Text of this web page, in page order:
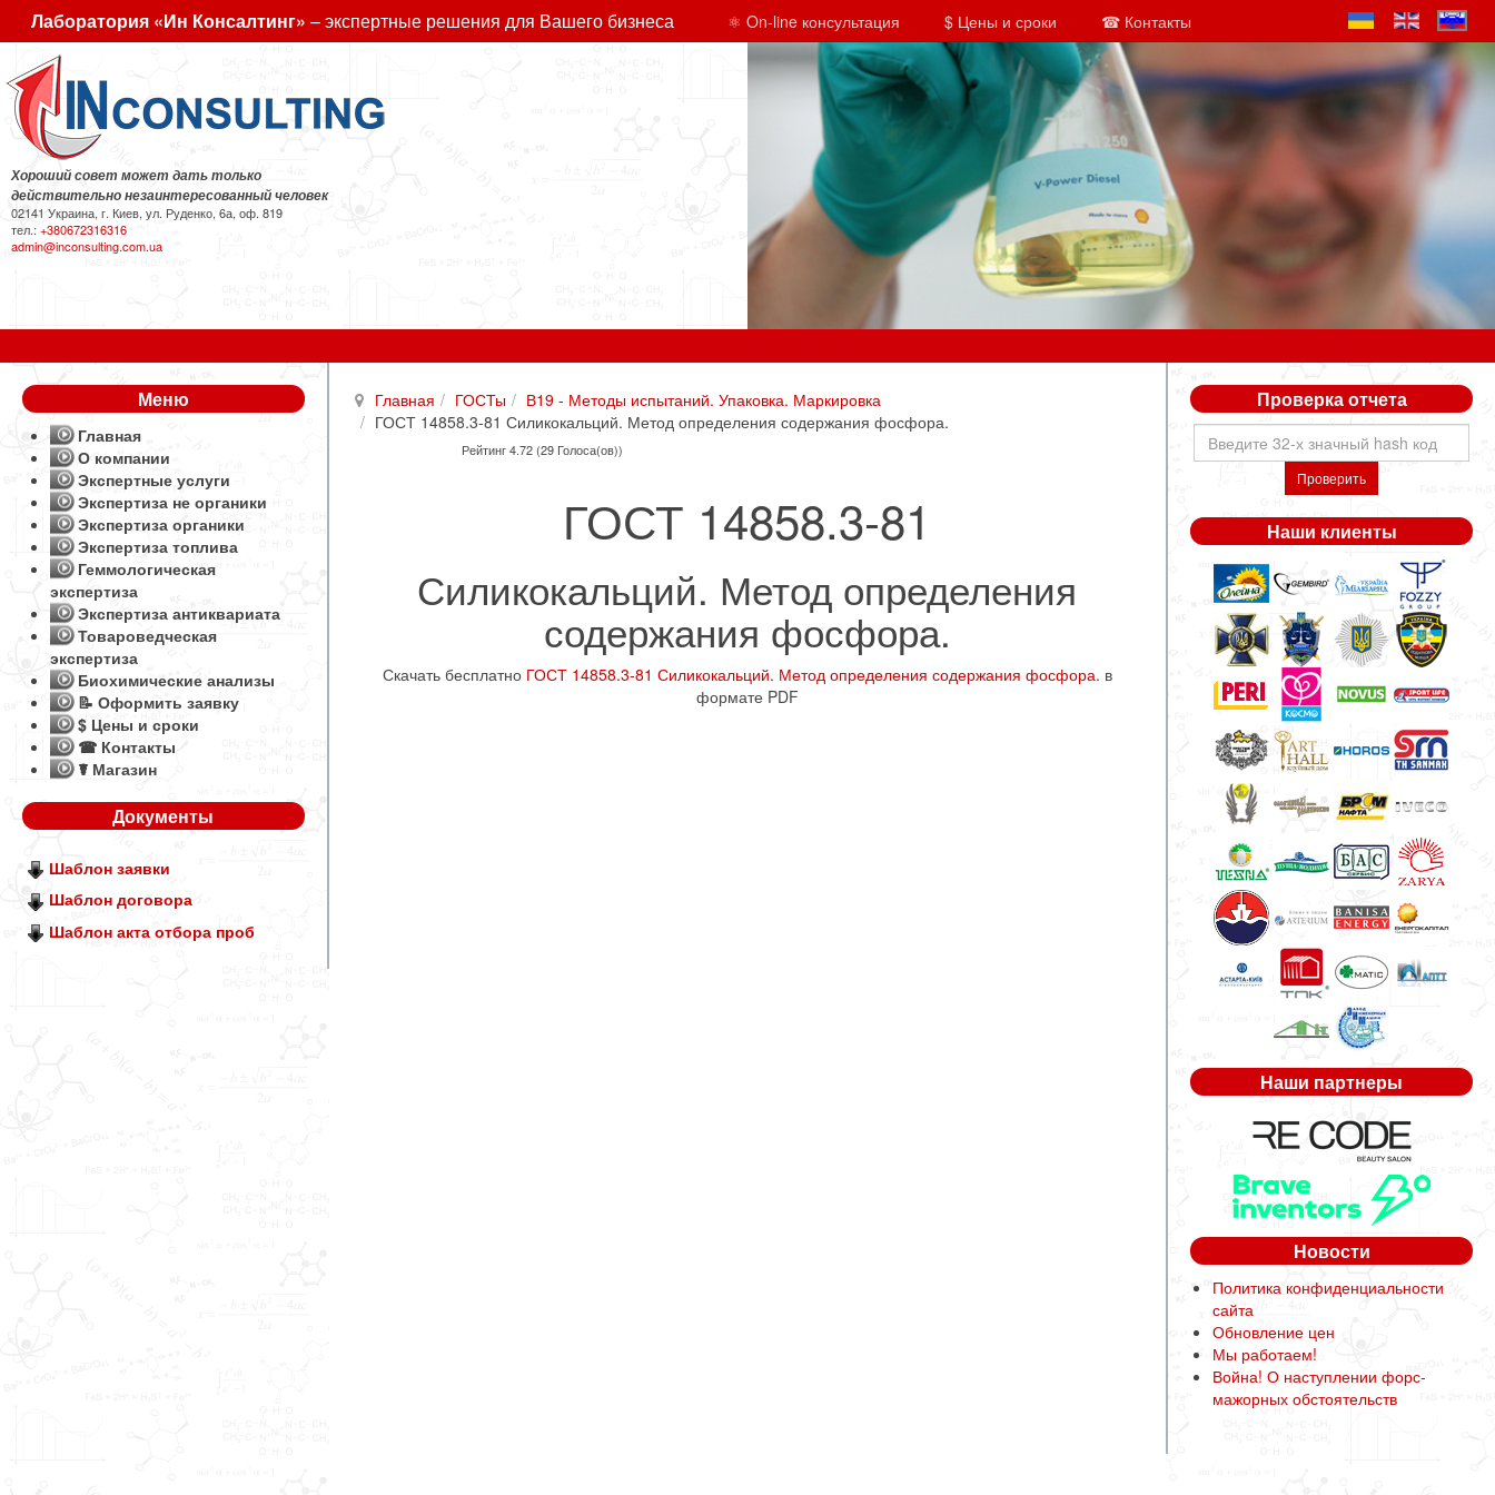
Лаборатория «Ин Консалтинг» – экспертные решения для Вашего бизнеса ⚛ On-line консультация $ Цены и сроки ☎ Контакты
Хороший совет может дать только
действительно незаинтересованный человек
02141 Украина, г. Киев, ул. Руденко, 6а, оф. 819
тел.:+380672316316
admin@inconsulting.com.ua
Главная ГОСТы
В19 - Методы испытаний. Упаковка. Маркировка
ГОСТ 14858.3-81 Силикокальций. Метод определения содержания фосфора.
Рейтинг 4.72 (29 Голоса(ов))
ГОСТ 14858.3-81
Силикокальций. Метод определения
содержания фосфора.
Скачать бесплатно ГОСТ 14858.3-81 Силикокальций. Метод определения содержания фосфора. в
формате PDF
Меню
Главная
О компании
Экспертные услуги
Экспертиза не органики
Экспертиза органики
Экспертиза топлива
Геммологическая
экспертиза
Экспертиза антиквариата
Товароведческая
экспертиза
Биохимические анализы
📝 Оформить заявку
$ Цены и сроки
☎ Контакты
☤ Магазин
Документы
Шаблон заявки
Шаблон договора
Шаблон акта отбора проб
Проверка отчета
Проверить
Наши клиенты
Наши партнеры
Новости
Политика конфиденциальности
сайта
Обновление цен
Мы работаем!
Война! О наступлении форс-
мажорных обстоятельств